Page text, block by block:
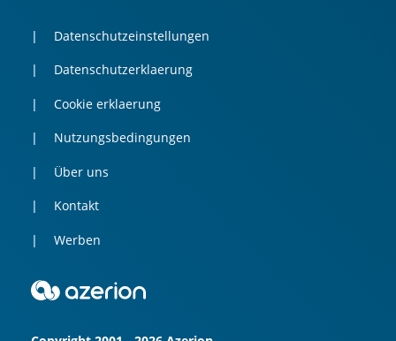
Datenschutzeinstellungen
Datenschutzerklaerung
Cookie erklaerung
Nutzungsbedingungen
Über uns
Kontakt
Werben